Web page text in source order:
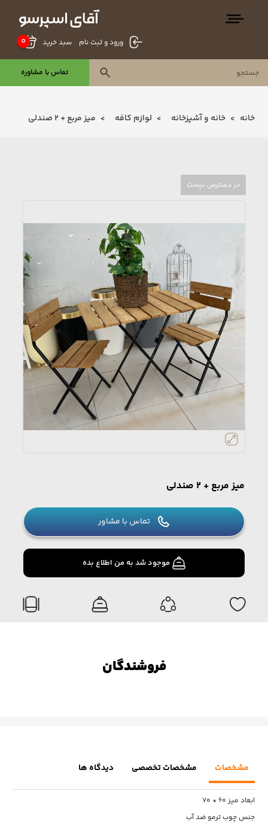
ورود و ثبت نام 0 سبد خرید
تماس با مشاوره
خانه خانه و آشپزخانه لوازم کافه میز مربع + 2 صندلی
در دسترس نیست
میز مربع + 2 صندلی
تماس با مشاور
موجود شد به من اطلاع بده
فروشندگان
مشخصات مشخصات تخصصی دیدگاه ها
ابعاد میز 60 * 70
جنس چوب ترمو ضد آب